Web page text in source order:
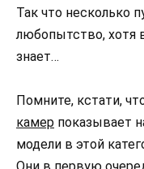
Так что несколько
любопытство, хотя
знает…
Помните, кстати,
камер показывает
модели в этой